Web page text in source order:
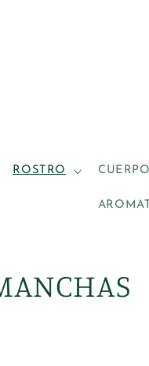
ROSTRO CUERPO